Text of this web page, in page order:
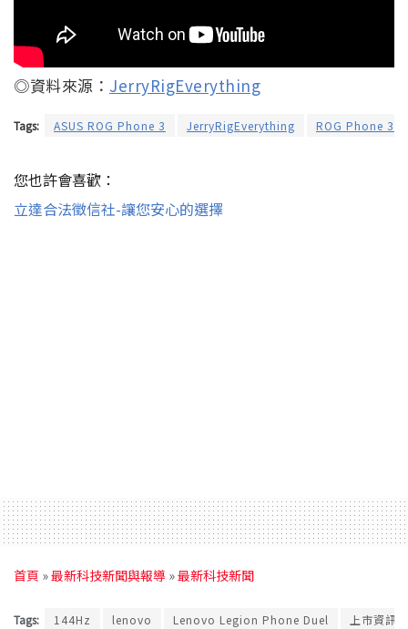
◎資料來源： JerryRigEverything
Tags: ASUS ROG Phone 3 JerryRigEverything ROG Phone 3
您也許會喜歡：
立達合法徵信社-讓您安心的選擇
首頁 »最新科技新聞與報導 »最新科技新聞
Tags: 144Hz lenovo Lenovo Legion Phone Duel 上市資訊